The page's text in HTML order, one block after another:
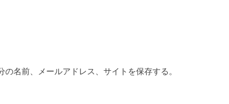
名前、メールアドレス、サイトを保存する。